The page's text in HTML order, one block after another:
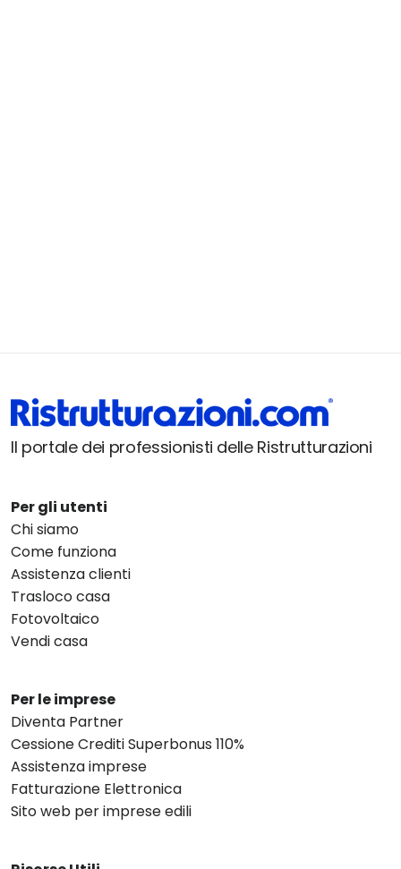
Il portale dei professionisti delle Ristrutturazioni
Per gli utenti
Chi siamo
Come funziona
Assistenza clienti
Trasloco casa
Fotovoltaico
Vendi casa
Per le imprese
Diventa Partner
Cessione Crediti Superbonus 110%
Assistenza imprese
Fatturazione Elettronica
Sito web per imprese edili